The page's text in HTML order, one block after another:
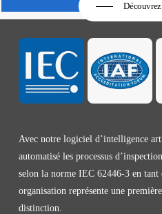
Avec notre logiciel d’intelligence
automatisé les processus
selon la norme IEC 62446-3 en tant
organisation représente une
distinction.